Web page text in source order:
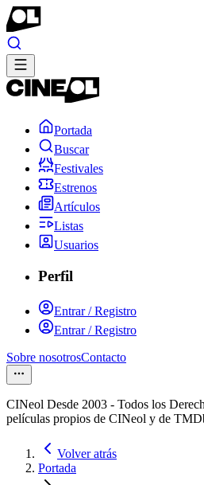
Portada
Buscar
Festivales
Estrenos
Artículos
Listas
Usuarios
Perfil
Entrar / Registro
Entrar / Registro
Sobre nosotrosContacto
CINeol Desde 2003 - Todos los
películas propios de CINeol y de
Volver atrás
Portada